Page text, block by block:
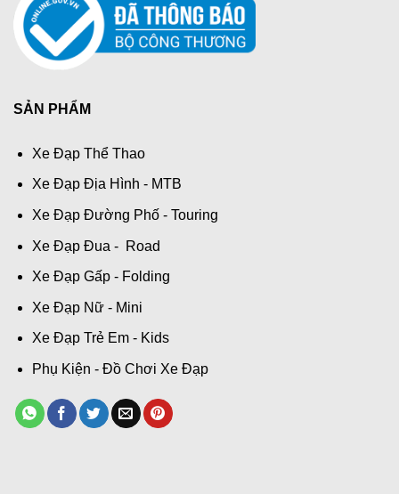
SẢN PHẨM
Xe Đạp Thể Thao
Xe Đạp Địa Hình - MTB
Xe Đạp Đường Phố - Touring
Xe Đạp Đua - Road
Xe Đạp Gấp - Folding
Xe Đạp Nữ - Mini
Xe Đạp Trẻ Em - Kids
Phụ Kiện - Đồ Chơi Xe Đạp